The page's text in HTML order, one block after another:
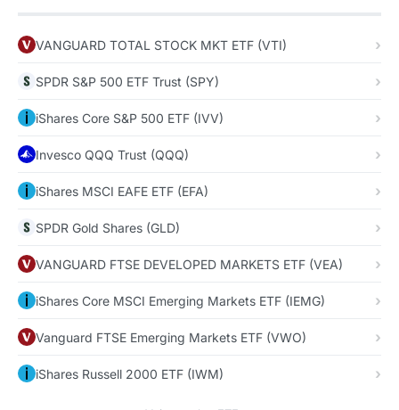
VANGUARD TOTAL STOCK MKT ETF (VTI)
SPDR S&P 500 ETF Trust (SPY)
iShares Core S&P 500 ETF (IVV)
Invesco QQQ Trust (QQQ)
iShares MSCI EAFE ETF (EFA)
SPDR Gold Shares (GLD)
VANGUARD FTSE DEVELOPED MARKETS ETF (VEA)
iShares Core MSCI Emerging Markets ETF (IEMG)
Vanguard FTSE Emerging Markets ETF (VWO)
iShares Russell 2000 ETF (IWM)